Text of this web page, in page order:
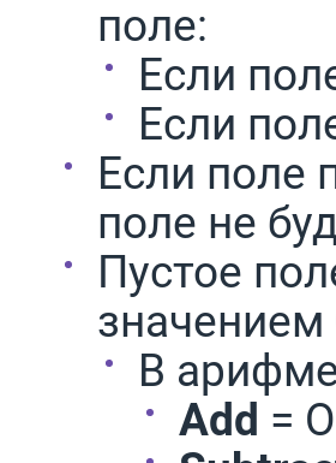
поле:
Если
Если
Если поле
поле не
Пустое
значением
В
Add =